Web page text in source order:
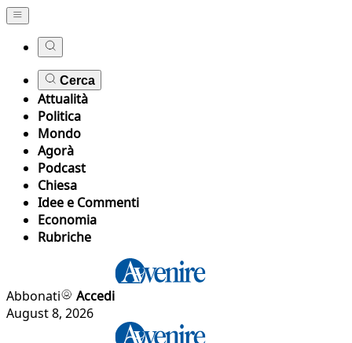
Cerca
Attualità
Politica
Mondo
Agorà
Podcast
Chiesa
Idee e Commenti
Economia
Rubriche
Abbonati
Accedi
August 8, 2026